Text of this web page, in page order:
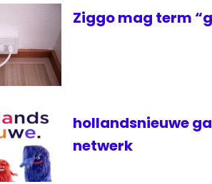
Ziggo mag term
hollandsnieuwe
netwerk